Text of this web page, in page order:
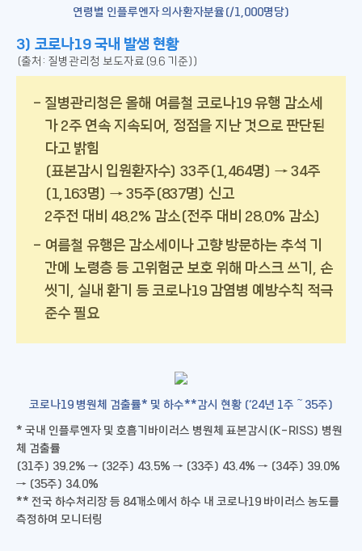
연령별 인플루엔자 의사환자분율(/1,000명당)
3) 코로나19 국내 발생 현황
(출처: 질병관리청 보도자료(9.6 기준))
질병관리청은 올해 여름철 코로나19 유행 감소세
가 2주 연속 지속되어, 정점을 지난 것으로 판단된
다고 밝힘
(표본감시 입원환자수) 33주(1,464명) → 34주
(1,163명) → 35주(837명) 신고
2주전 대비 48.2% 감소(전주 대비 28.0% 감소)
여름철 유행은 감소세이나 고향 방문하는 추석 기
간에 노령층 등 고위험군 보호 위해 마스크 쓰기, 손
씻기, 실내 환기 등 코로나19 감염병 예방수칙 적극
준수 필요
코로나19 병원체 검출률* 및 하수**감시 현황 (‘24년 1주～35주)
* 국내 인플루엔자 및 호흡기바이러스 병원체 표본감시(K-RISS) 병원
체 검출률
(31주) 39.2% → (32주) 43.5% → (33주) 43.4% → (34주) 39.0%
→ (35주) 34.0%
** 전국 하수처리장 등 84개소에서 하수 내 코로나19 바이러스 농도를
측정하여 모니터링